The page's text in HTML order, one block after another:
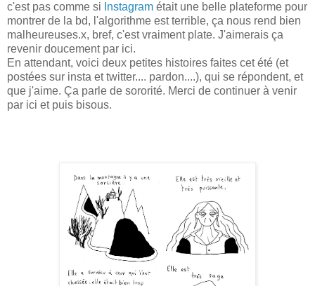
c'est pas comme si Instagram était une belle plateforme pour
montrer de la bd, l'algorithme est terrible, ça nous rend bien
malheureuses.x, bref, c'est vraiment plate. J'aimerais ça
revenir doucement par ici.
En attendant, voici deux petites histoires faites cet été (et
postées sur insta et twitter.... pardon....), qui se répondent, et
que j'aime. Ça parle de sororité. Merci de continuer à venir
par ici et puis bisous.